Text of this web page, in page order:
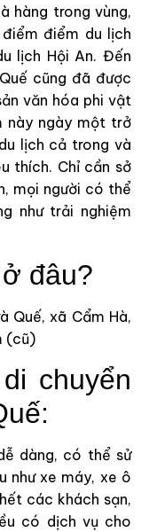
hàng trong vùng,
điểm du lịch
lịch Hội An. Đến
cũng đã được
văn hóa phi vật
này ngày một trở
lịch cả trong và
thích. Chỉ cần sở
mọi người có thể
như trải nghiệm
đâu?
Quế, xã Cẩm Hà,
(cũ)
chuyển
dàng, có thể sử
như xe máy, xe ô
các khách sạn,
có dịch vụ cho